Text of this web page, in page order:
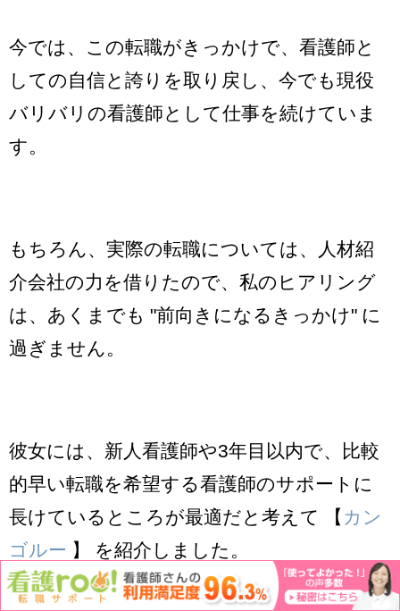
今では、この転職がきっかけで、看護師と
しての自信と誇りを取り戻し、今でも現役
バリバリの看護師として仕事を続けていま
す。
もちろん、実際の転職については、人材紹
介会社の力を借りたので、私のヒアリング
は、あくまでも "前向きになるきっかけ" に
過ぎません。
彼女には、新人看護師や3年目以内で、比較
的早い転職を希望する看護師のサポートに
長けているところが最適だと考えて 【 カン
ゴルー 】 を紹介しました。